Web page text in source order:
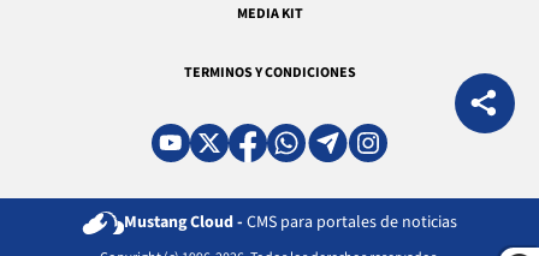
MEDIA KIT
TERMINOS Y CONDICIONES
Mustang Cloud - CMS para portales de noticias